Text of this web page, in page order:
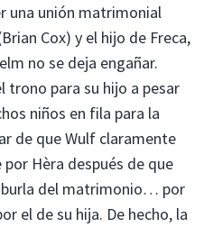
una unión matrimonial
Cox) y el hijo de Freca,
no se deja engañar.
trono para su hijo a pesar
niños en fila para la
de que Wulf claramente
Hèra después de que
burla del matrimonio… por
el de su hija. De hecho, la